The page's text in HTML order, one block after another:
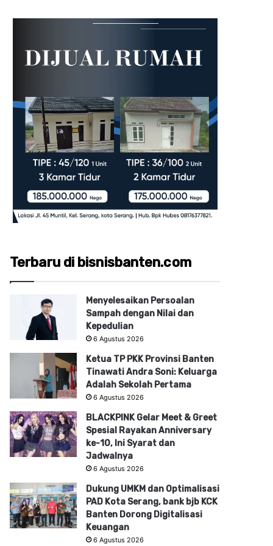
Terbaru di bisnisbanten.com
Menyelesaikan Persoalan
Sampah dengan Nilai dan
Kepedulian
6 Agustus 2026
Ketua TP PKK Provinsi Banten
Tinawati Andra Soni: Keluarga
Adalah Sekolah Pertama
6 Agustus 2026
BLACKPINK Gelar Meet & Greet
Spesial Rayakan Anniversary
ke-10, Ini Syarat dan
Jadwalnya
6 Agustus 2026
Dukung UMKM dan Optimalisasi
PAD Kota Serang, bank bjb KCK
Banten Dorong Digitalisasi
Keuangan
6 Agustus 2026